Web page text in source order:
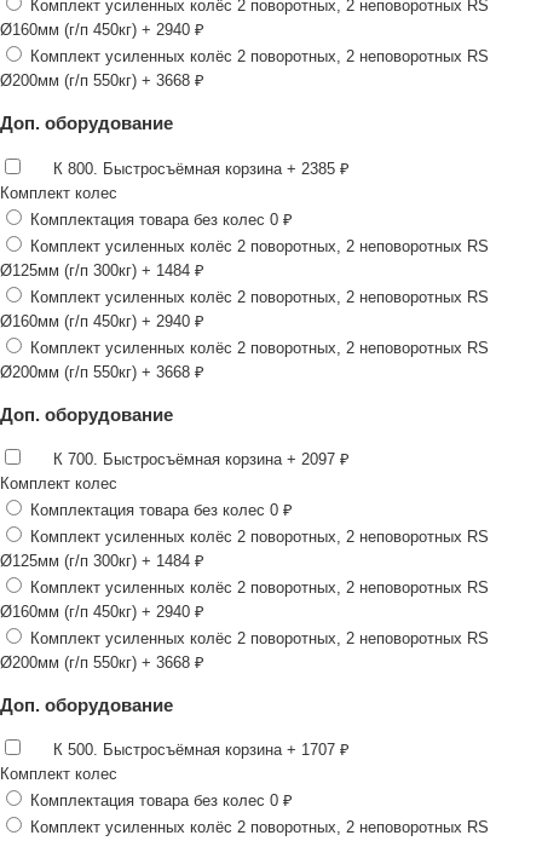
Комплект усиленных колёс 2 поворотных, 2 неповоротных RS
Ø160мм (г/п 450кг) + 2940 ₽
Комплект усиленных колёс 2 поворотных, 2 неповоротных RS
Ø200мм (г/п 550кг) + 3668 ₽
Доп. оборудование
К 800. Быстросъёмная корзина + 2385 ₽
Комплект колес
Комплектация товара без колес 0 ₽
Комплект усиленных колёс 2 поворотных, 2 неповоротных RS
Ø125мм (г/п 300кг) + 1484 ₽
Комплект усиленных колёс 2 поворотных, 2 неповоротных RS
Ø160мм (г/п 450кг) + 2940 ₽
Комплект усиленных колёс 2 поворотных, 2 неповоротных RS
Ø200мм (г/п 550кг) + 3668 ₽
Доп. оборудование
К 700. Быстросъёмная корзина + 2097 ₽
Комплект колес
Комплектация товара без колес 0 ₽
Комплект усиленных колёс 2 поворотных, 2 неповоротных RS
Ø125мм (г/п 300кг) + 1484 ₽
Комплект усиленных колёс 2 поворотных, 2 неповоротных RS
Ø160мм (г/п 450кг) + 2940 ₽
Комплект усиленных колёс 2 поворотных, 2 неповоротных RS
Ø200мм (г/п 550кг) + 3668 ₽
Доп. оборудование
К 500. Быстросъёмная корзина + 1707 ₽
Комплект колес
Комплектация товара без колес 0 ₽
Комплект усиленных колёс 2 поворотных, 2 неповоротных RS